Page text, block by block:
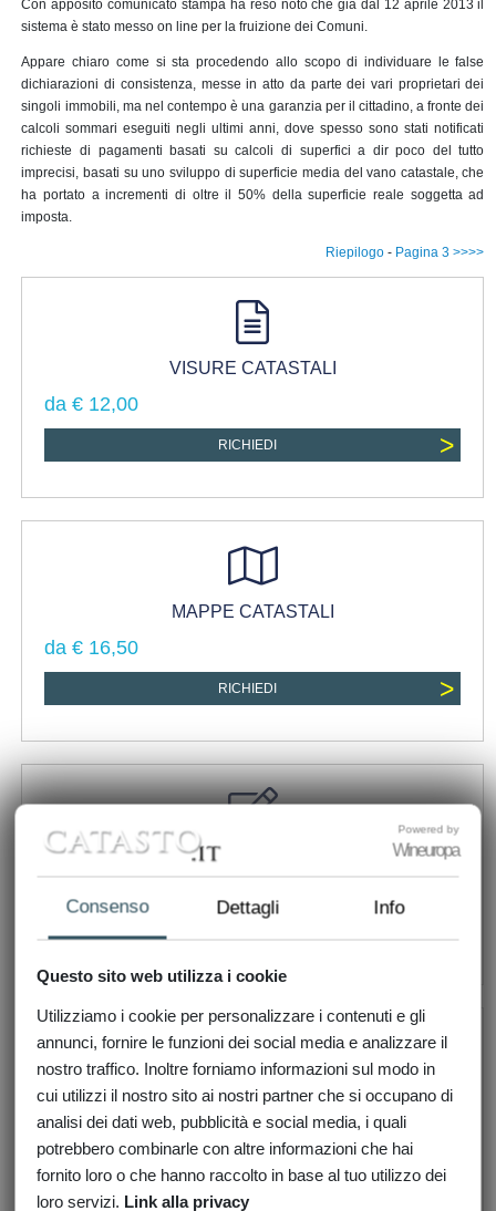
Con apposito comunicato stampa ha reso noto che già dal 12 aprile 2013 il
sistema è stato messo on line per la fruizione dei Comuni.
Appare chiaro come si sta procedendo allo scopo di individuare le false
dichiarazioni di consistenza, messe in atto da parte dei vari proprietari dei
singoli immobili, ma nel contempo è una garanzia per il cittadino, a fronte dei
calcoli sommari eseguiti negli ultimi anni, dove spesso sono stati notificati
richieste di pagamenti basati su calcoli di superfici a dir poco del tutto
imprecisi, basati su uno sviluppo di superficie media del vano catastale, che
ha portato a incrementi di oltre il 50% della superficie reale soggetta ad
imposta.
Riepilogo - Pagina 3 >>>>
VISURE CATASTALI
da € 12,00
RICHIEDI >
MAPPE CATASTALI
da € 16,50
RICHIEDI >
PLANIMETRIA CATASTALE
>
ISPEZIONE IPOTECARIA
da € 22,00
RICHIEDI >
Powered by
Wineuropa
Consenso Dettagli Info
Questo sito web utilizza i cookie
Utilizziamo i cookie per personalizzare i contenuti e gli
annunci, fornire le funzioni dei social media e analizzare il
nostro traffico. Inoltre forniamo informazioni sul modo in
cui utilizzi il nostro sito ai nostri partner che si occupano di
analisi dei dati web, pubblicità e social media, i quali
potrebbero combinarle con altre informazioni che hai
fornito loro o che hanno raccolto in base al tuo utilizzo dei
loro servizi. Link alla privacy